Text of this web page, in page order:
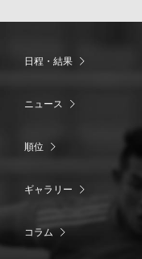
日程・結果
ニュース
順位
ギャラリー
コラム